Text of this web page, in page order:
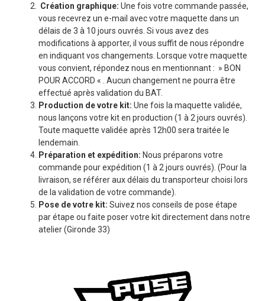
Création graphique: Une fois votre commande passée,
vous recevrez un e-mail avec votre maquette dans un
délais de 3 à 10 jours ouvrés. Si vous avez des
modifications à apporter, il vous suffit de nous répondre
en indiquant vos changements. Lorsque votre maquette
vous convient, répondez nous en mentionnant : » BON
POUR ACCORD « . Aucun changement ne pourra être
effectué après validation du BAT.
Production de votre kit: Une fois la maquette validée,
nous lançons votre kit en production (1 à 2 jours ouvrés).
Toute maquette validée après 12h00 sera traitée le
lendemain.
Préparation et expédition: Nous préparons votre
commande pour expédition (1 à 2 jours ouvrés). (Pour la
livraison, se référer aux délais du transporteur choisi lors
de la validation de votre commande).
Pose de votre kit: Suivez nos conseils de pose étape
par étape ou faite poser votre kit directement dans notre
atelier (Gironde 33)